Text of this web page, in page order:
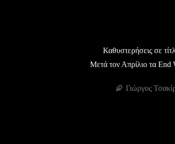
Καθυστερήσεις σε
Μετά τον Απρίλιο τα
Γιώργος